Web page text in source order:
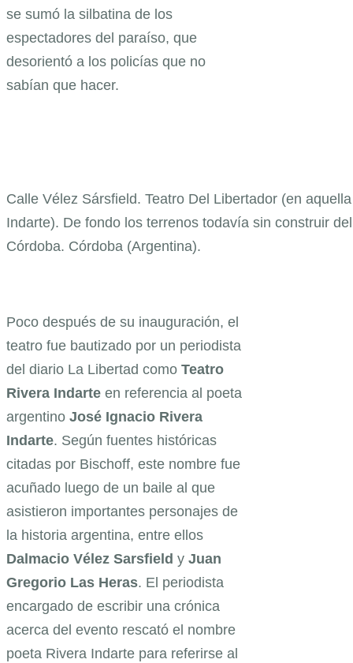
se sumó la silbatina de los
espectadores del paraíso, que
desorientó a los policías que no
sabían que hacer.
Calle Vélez Sársfield. Teatro Del Libertador (en
Indarte). De fondo los terrenos todavía sin construir
Córdoba. Córdoba (Argentina).
Poco después de su inauguración, el
teatro fue bautizado por un periodista
del diario La Libertad como Teatro
Rivera Indarte en referencia al poeta
argentino José Ignacio Rivera
Indarte. Según fuentes históricas
citadas por Bischoff, este nombre fue
acuñado luego de un baile al que
asistieron importantes personajes de
la historia argentina, entre ellos
Dalmacio Vélez Sarsfield y Juan
Gregorio Las Heras. El periodista
encargado de escribir una crónica
acerca del evento rescató el nombre
poeta Rivera Indarte para referirse al